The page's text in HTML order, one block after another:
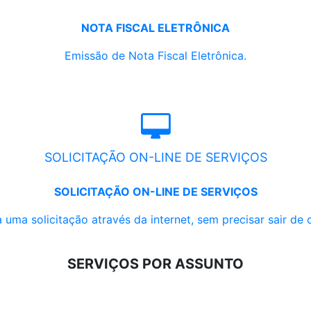
NOTA FISCAL ELETRÔNICA
Emissão de Nota Fiscal Eletrônica.
SOLICITAÇÃO ON-LINE DE SERVIÇOS
SOLICITAÇÃO ON-LINE DE SERVIÇOS
uma solicitação através da internet, sem precisar sair de
SERVIÇOS POR ASSUNTO